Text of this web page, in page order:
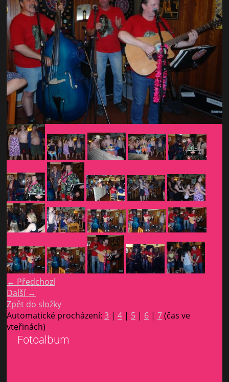
← Předchozí
Další →
Zpět do složky
Automatické procházení: 3 | 4 | 5 | 6 | 7(čas ve
vteřinách)
Fotoalbum